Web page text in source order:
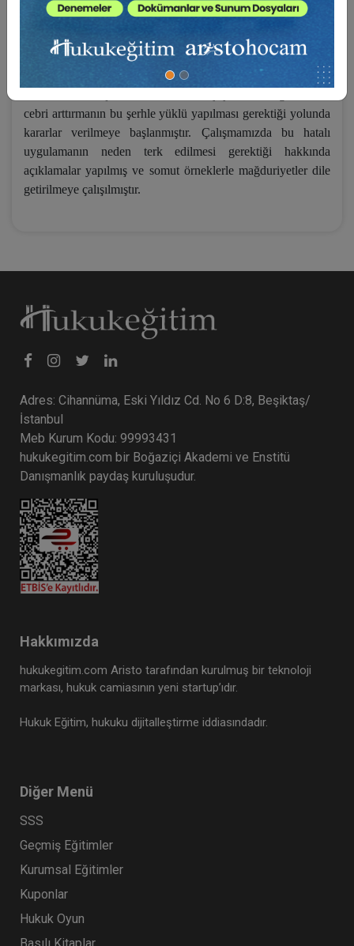
m. 292/I hükmünce yapılan bağışlayana dönme koşullu
bağışlama sözleşmesinin şerhi sonucunda ulaşma gayretleri
çoğalmıştır. Şöyle ki, TBK m. 292/II hükmünce bu
sözleşmelerin şerhi düzenlenmiş olup paylı mülkiyetin sona
cebri arttırmanın bu şerhle yüklü yapılması gerektiği yolunda
kararlar verilmeye başlanmıştır. Çalışmamızda bu hatalı
uygulamanın neden terk edilmesi gerektiği hakkında
açıklamalar yapılmış ve somut örneklerle mağduriyetler dile
getirilmeye çalışılmıştır.
Adres: Cihannüma, Eski Yıldız Cd. No 6 D:8, Beşiktaş/
İstanbul
Meb Kurum Kodu: 99993431
hukukegitim.com bir Boğaziçi Akademi ve Enstitü
Danışmanlık paydaş kuruluşudur.
Hakkımızda
hukukegitim.com Aristo tarafından kurulmuş bir teknoloji
markası, hukuk camiasının yeni startup’ıdır.
Hukuk Eğitim, hukuku dijitalleştirme iddiasındadır.
Diğer Menü
SSS
Geçmiş Eğitimler
Kurumsal Eğitimler
Kuponlar
Hukuk Oyun